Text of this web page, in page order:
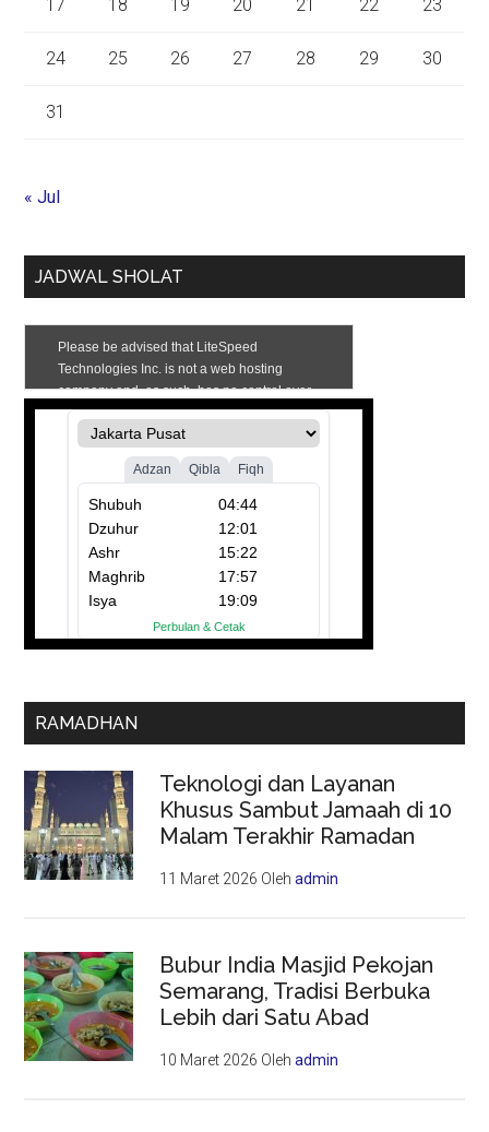
17 18 19 20 21 22 23
24 25 26 27 28 29 30
31
« Jul
JADWAL SHOLAT
RAMADHAN
Teknologi dan Layanan
Khusus Sambut Jamaah di 10
Malam Terakhir Ramadan
11 Maret 2026 Olehadmin
Bubur India Masjid Pekojan
Semarang, Tradisi Berbuka
Lebih dari Satu Abad
10 Maret 2026 Olehadmin